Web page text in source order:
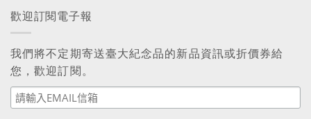
歡迎訂閱電子報
我們將不定期寄送臺大紀念品的新品資訊或折價券給
您，歡迎訂閱。